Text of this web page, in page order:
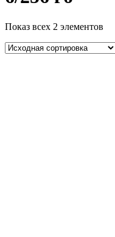
Показ всех 2 элементов